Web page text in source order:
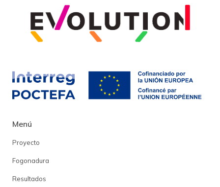
Menú
Proyecto
Fogonadura
Resultados